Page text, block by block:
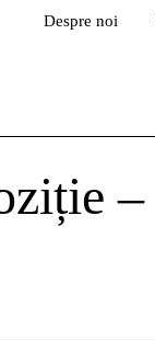
Despre noi
–